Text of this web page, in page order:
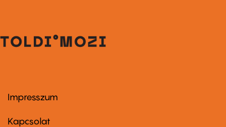
Footer
first
Impresszum
Kapcsolat